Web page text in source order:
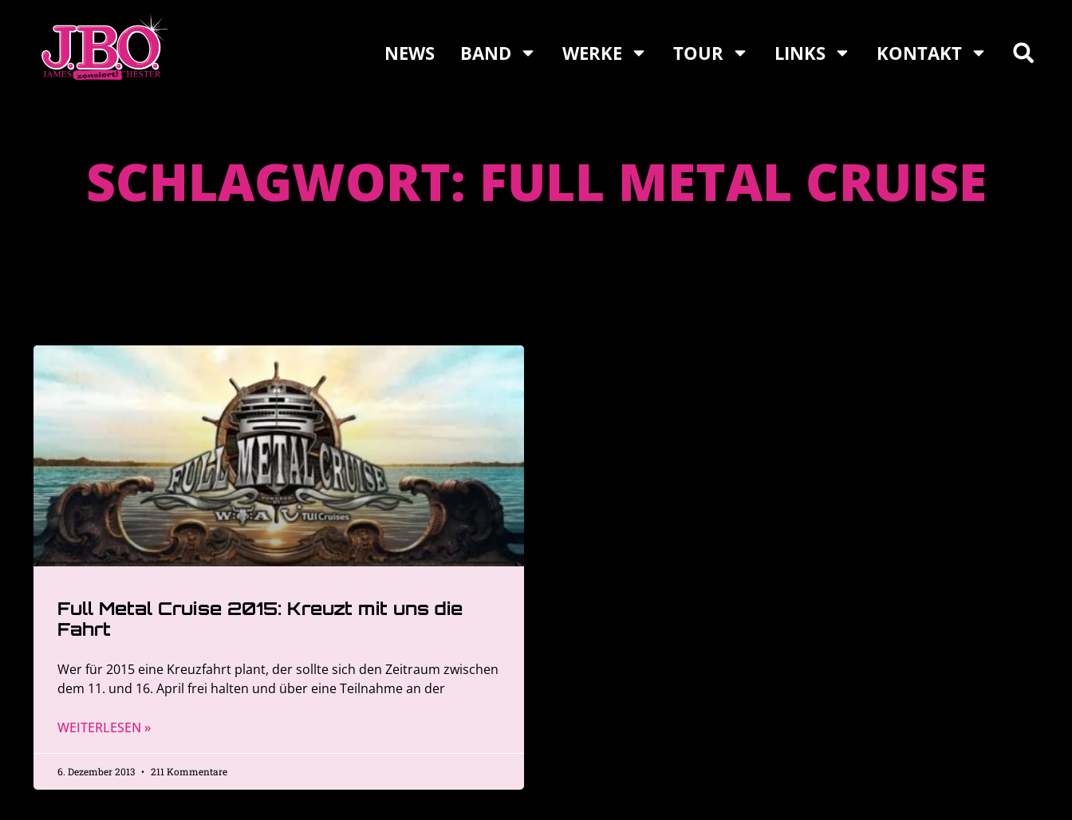
NEWS BAND WERKE TOUR LINKS KONTAKT
SCHLAGWORT: FULL METAL CRUISE
Full Metal Cruise 2015: Kreuzt mit uns die
Fahrt
Wer für 2015 eine Kreuzfahrt plant, der sollte sich den Zeitraum zwischen
dem 11. und 16. April frei halten und über eine Teilnahme an der
WEITERLESEN »
6. Dezember 2013 211 Kommentare